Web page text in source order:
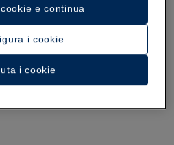
i cookie
i cookie
e continua